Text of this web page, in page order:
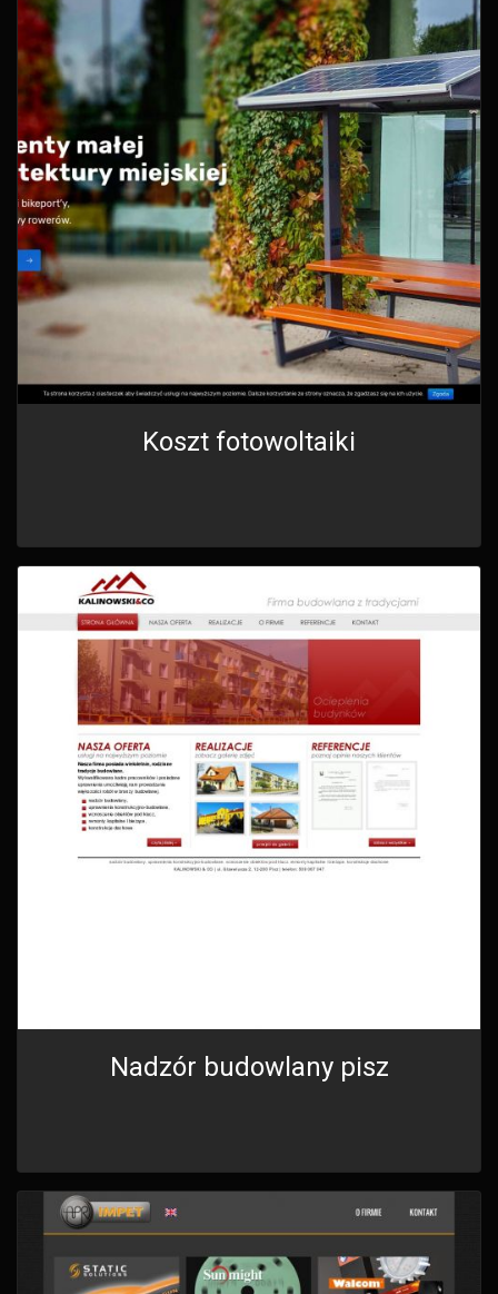
Koszt fotowoltaiki
Nadzór budowlany pisz